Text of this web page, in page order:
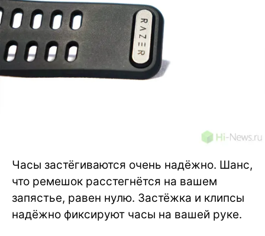
Часы застёгиваются очень надёжно. Шанс,
что ремешок расстегнётся на вашем
запястье, равен нулю. Застёжка и клипсы
надёжно фиксируют часы на вашей руке.